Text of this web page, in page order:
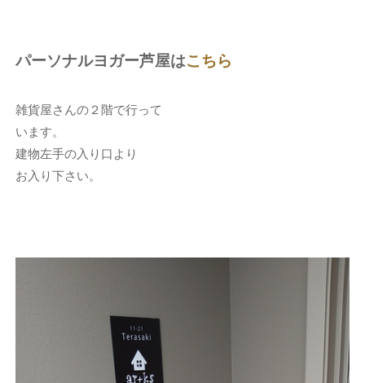
パーソナルヨガー芦屋はこちら
雑貨屋さんの２階で行って
います。
建物左手の入り口より
お入り下さい。